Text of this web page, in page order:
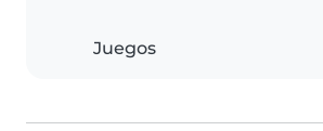
Juegos